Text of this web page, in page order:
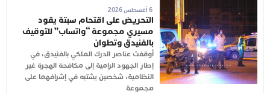
6 أغسطس 2026
التحريض على اقتحام سبتة يقود
مسيري مجموعة “واتساب” للتوقيف
بالفنيدق وتطوان
أوقفت عناصر الدرك الملكي بالفنيدق، في
إطار الجهود الرامية إلى مكافحة الهجرة غير
النظامية، شخصين يشتبه في إشرافهما على
مجموعة